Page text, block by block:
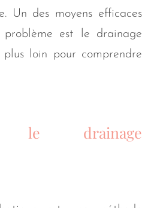
Un des moyens efficaces
est le drainage
loin pour comprendre
le drainage